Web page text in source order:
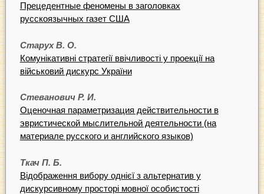
Прецедентные феномены в заголовках
русскоязычных газет США
Старух В. О.
Комунікативні стратегії ввічливості у проекції на
військовий дискурс України
Стеванович Р. И.
Оценочная параметризация действительности в
эвристической мыслительной деятельности (на
материале русского и английского языков)
Ткач П. Б.
Відображення вибору однієї з альтернатив у
дискурсивному просторі мовної особистості